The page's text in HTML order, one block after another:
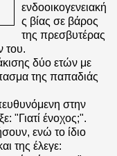
ενδοοικογενειακή
ς βίας σε βάρος
της πρεσβυτέρας
του.
δύο ετών με
της παπαδιάς
στην
"Γιατί ένοχος;".
ενώ το ίδιο
της έλεγε: